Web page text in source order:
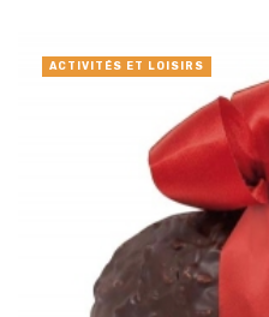
ACTIVITÉS ET LOISIRS